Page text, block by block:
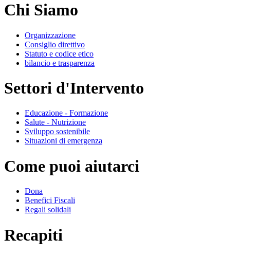
Chi Siamo
Organizzazione
Consiglio direttivo
Statuto e codice etico
bilancio e trasparenza
Settori d'Intervento
Educazione - Formazione
Salute - Nutrizione
Sviluppo sostenibile
Situazioni di emergenza
Come puoi aiutarci
Dona
Benefici Fiscali
Regali solidali
Recapiti